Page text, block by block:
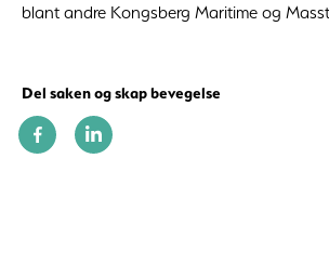
blant andre Kongsberg Maritime og
Del saken og skap bevegelse